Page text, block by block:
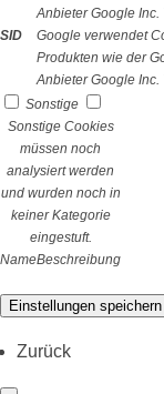
Anbieter Google Inc.
SID
Google verwendet
Produkten wie der
Anbieter Google Inc.
Sonstige
Sonstige Cookies
müssen noch
analysiert werden
und wurden noch in
keiner Kategorie
eingestuft.
NameBeschreibung
Einstellungen speichern
Zurück